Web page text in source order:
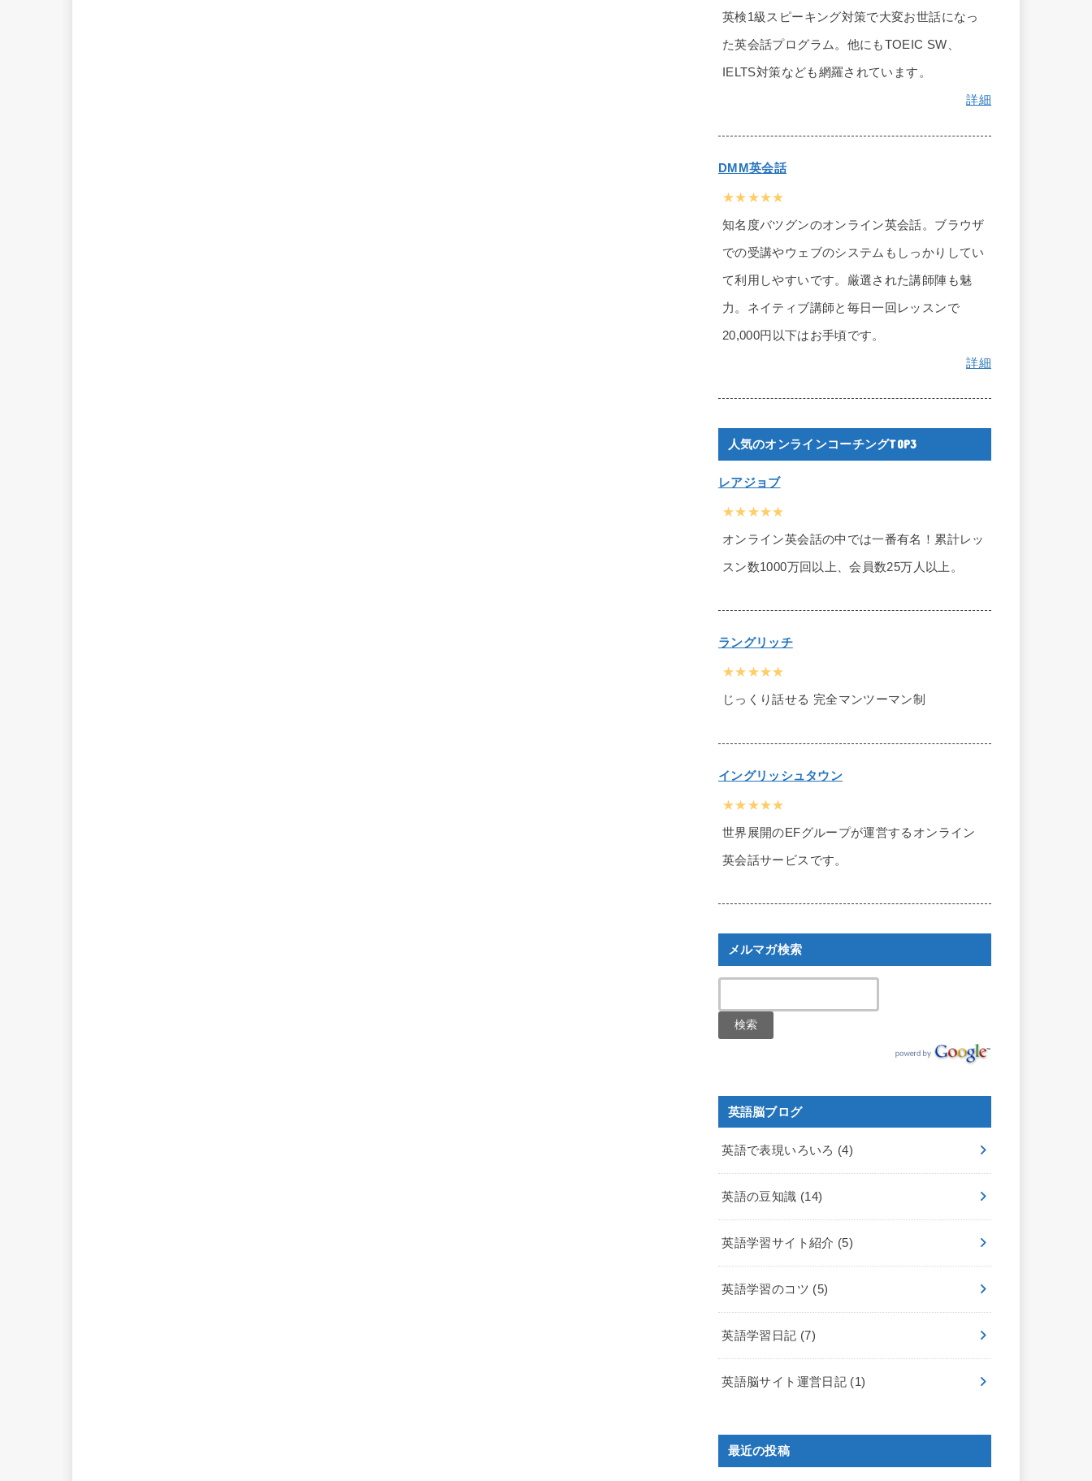
英検1級スピーキング対策で大変お世話になっ
た英会話プログラム。他にもTOEIC SW、
IELTS対策なども網羅されています。
詳細
DMM英会話
★★★★★
知名度バツグンのオンライン英会話。ブラウザ
での受講やウェブのシステムもしっかりしてい
て利用しやすいです。厳選された講師陣も魅
力。ネイティブ講師と毎日一回レッスンで
20,000円以下はお手頃です。
詳細
人気のオンラインコーチングTOP3
レアジョブ
★★★★★
オンライン英会話の中では一番有名！累計レッ
スン数1000万回以上、会員数25万人以上。
ラングリッチ
★★★★★
じっくり話せる 完全マンツーマン制
イングリッシュタウン
★★★★★
世界展開のEFグループが運営するオンライン
英会話サービスです。
メルマガ検索
英語脳ブログ
英語で表現いろいろ (4)
英語の豆知識 (14)
英語学習サイト紹介 (5)
英語学習のコツ (5)
英語学習日記 (7)
英語脳サイト運営日記 (1)
最近の投稿